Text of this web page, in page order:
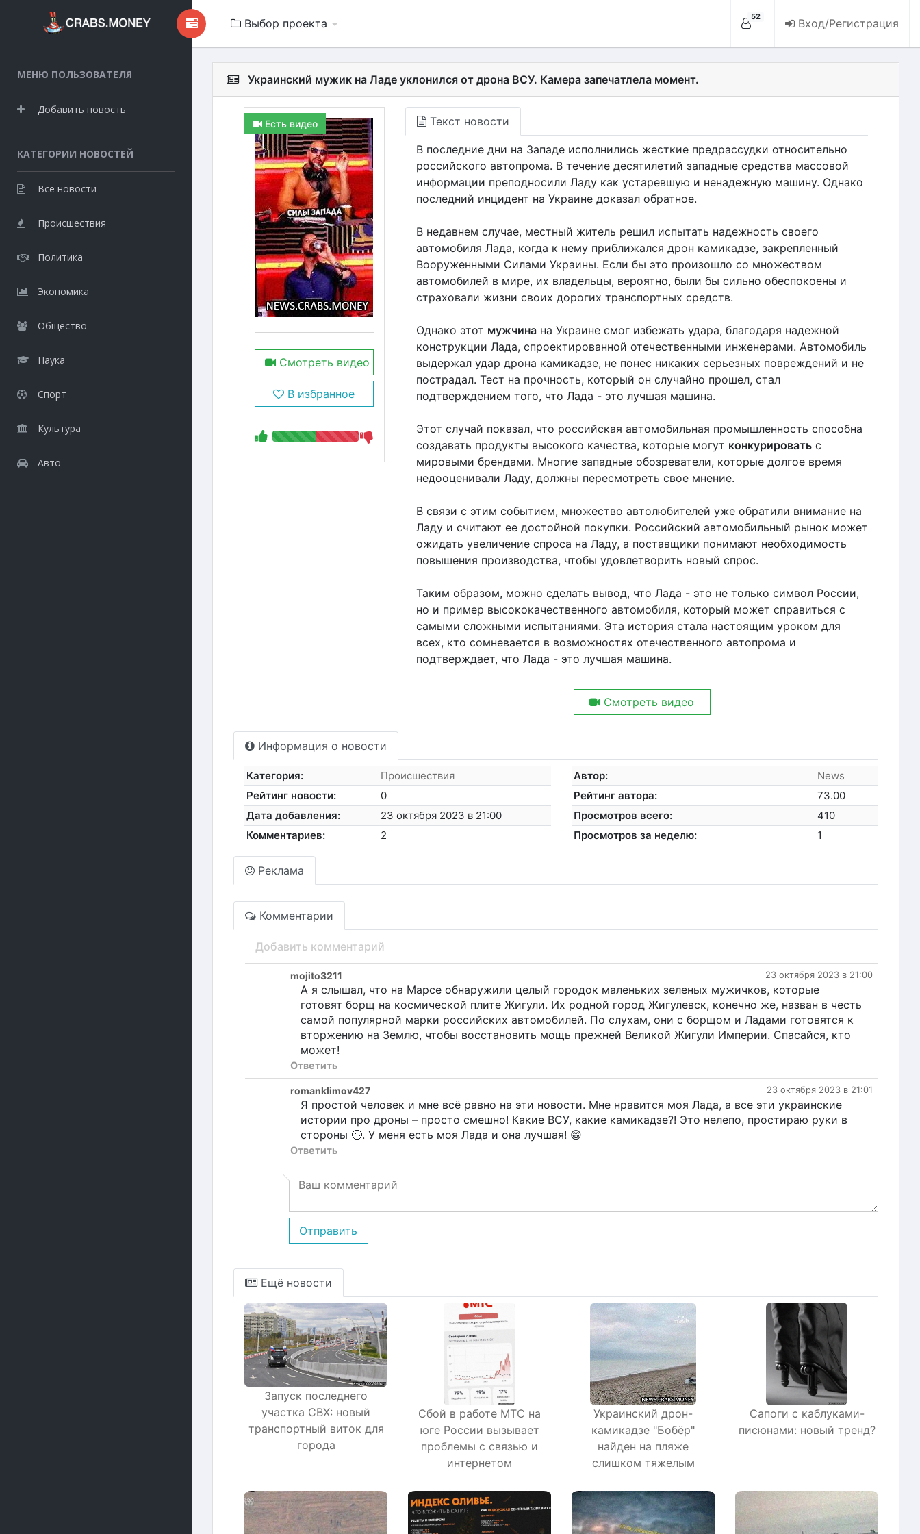
МЕНЮ ПОЛЬЗОВАТЕЛЯ
Добавить новость
КАТЕГОРИИ НОВОСТЕЙ
Все новости
Происшествия
Политика
Экономика
Общество
Наука
Спорт
Культура
Авто
Выбор проекта 52 Вход/Регистрация
Украинский мужик на Ладе уклонился от дрона ВСУ. Камера запечатлела момент.
Есть видео
Смотреть видео
В избранное
Текст новости
В последние дни на Западе исполнились жесткие предрассудки относительно
российского автопрома. В течение десятилетий западные средства массовой
информации преподносили Ладу как устаревшую и ненадежную машину. Однако
последний инцидент на Украине доказал обратное.
В недавнем случае, местный житель решил испытать надежность своего
автомобиля Лада, когда к нему приближался дрон камикадзе, закрепленный
Вооруженными Силами Украины. Если бы это произошло со множеством
автомобилей в мире, их владельцы, вероятно, были бы сильно обеспокоены и
страховали жизни своих дорогих транспортных средств.
Однако этот мужчинана Украине смог избежать удара, благодаря надежной
конструкции Лада, спроектированной отечественными инженерами. Автомобиль
выдержал удар дрона камикадзе, не понес никаких серьезных повреждений и не
пострадал. Тест на прочность, который он случайно прошел, стал
подтверждением того, что Лада - это лучшая машина.
Этот случай показал, что российская автомобильная промышленность способна
создавать продукты высокого качества, которые могут конкурироватьс
мировыми брендами. Многие западные обозреватели, которые долгое время
недооценивали Ладу, должны пересмотреть свое мнение.
В связи с этим событием, множество автолюбителей уже обратили внимание на
Ладу и считают ее достойной покупки. Российский автомобильный рынок может
ожидать увеличение спроса на Ладу, а поставщики понимают необходимость
повышения производства, чтобы удовлетворить новый спрос.
Таким образом, можно сделать вывод, что Лада - это не только символ России,
но и пример высококачественного автомобиля, который может справиться с
самыми сложными испытаниями. Эта история стала настоящим уроком для
всех, кто сомневается в возможностях отечественного автопрома и
подтверждает, что Лада - это лучшая машина.
Смотреть видео
Информация о новости
Категория:
Происшествия
Рейтинг новости:
0
Дата добавления:
23 октября 2023 в 21:00
Комментариев:
2
Автор:
News
Рейтинг автора:
73.00
Просмотров всего:
410
Просмотров за неделю:
1
Реклама
Комментарии
Добавить комментарий
23 октября 2023 в 21:00
mojito3211
А я слышал, что на Марсе обнаружили целый городок маленьких зеленых мужичков, которые
готовят борщ на космической плите Жигули. Их родной город Жигулевск, конечно же, назван в честь
самой популярной марки российских автомобилей. По слухам, они с борщом и Ладами готовятся к
вторжению на Землю, чтобы восстановить мощь прежней Великой Жигули Империи. Спасайся, кто
может!
Ответить
23 октября 2023 в 21:01
romanklimov427
Я простой человек и мне всё равно на эти новости. Мне нравится моя Лада, а все эти украинские
истории про дроны – просто смешно! Какие ВСУ, какие камикадзе?! Это нелепо, простираю руки в
стороны 🙄. У меня есть моя Лада и она лучшая! 😁
Ответить
Отправить
Ещё новости
Запуск последнего
участка СВХ: новый
транспортный виток для
города
Сбой в работе МТС на
юге России вызывает
проблемы с связью и
интернетом
Украинский дрон-
камикадзе "Бобёр"
найден на пляже
слишком тяжелым
Сапоги с каблуками-
писюнами: новый тренд?